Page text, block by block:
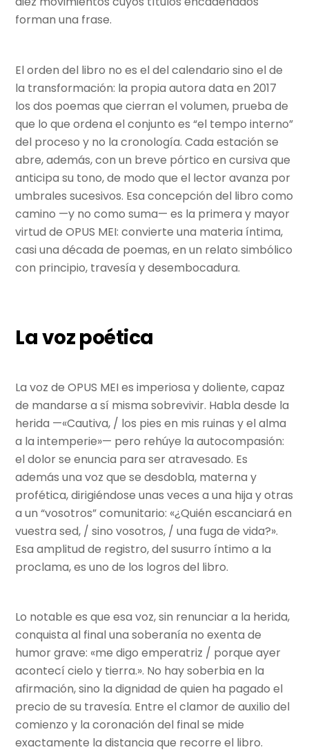
forman una frase.
El orden del libro no es el del calendario sino el de
la transformación: la propia autora data en 2017
los dos poemas que cierran el volumen, prueba de
que lo que ordena el conjunto es “el tempo interno”
del proceso y no la cronología. Cada estación se
abre, además, con un breve pórtico en cursiva que
anticipa su tono, de modo que el lector avanza por
umbrales sucesivos. Esa concepción del libro como
camino —y no como suma— es la primera y mayor
virtud de OPUS MEI: convierte una materia íntima,
casi una década de poemas, en un relato simbólico
con principio, travesía y desembocadura.
La voz poética
La voz de OPUS MEI es imperiosa y doliente, capaz
de mandarse a sí misma sobrevivir. Habla desde la
herida —«Cautiva, / los pies en mis ruinas y el alma
a la intemperie»— pero rehúye la autocompasión:
el dolor se enuncia para ser atravesado. Es
además una voz que se desdobla, materna y
profética, dirigiéndose unas veces a una hija y otras
a un “vosotros” comunitario: «¿Quién escanciará en
vuestra sed, / sino vosotros, / una fuga de vida?».
Esa amplitud de registro, del susurro íntimo a la
proclama, es uno de los logros del libro.
Lo notable es que esa voz, sin renunciar a la herida,
conquista al final una soberanía no exenta de
humor grave: «me digo emperatriz / porque ayer
acontecí cielo y tierra.». No hay soberbia en la
afirmación, sino la dignidad de quien ha pagado el
precio de su travesía. Entre el clamor de auxilio del
comienzo y la coronación del final se mide
exactamente la distancia que recorre el libro.